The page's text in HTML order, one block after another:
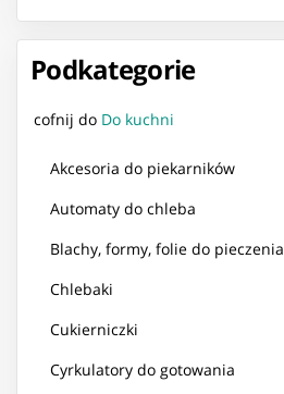
Podkategorie
cofnij do Do kuchni
Akcesoria do piekarników
Automaty do chleba
Blachy, formy, folie do pieczenia
Chlebaki
Cukierniczki
Cyrkulatory do gotowania